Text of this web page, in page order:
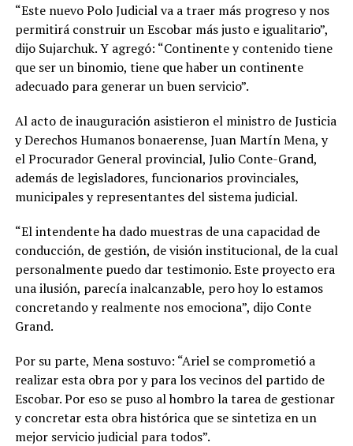
“Este nuevo Polo Judicial va a traer más progreso y nos
permitirá construir un Escobar más justo e igualitario”,
dijo Sujarchuk. Y agregó: “Continente y contenido tiene
que ser un binomio, tiene que haber un continente
adecuado para generar un buen servicio”.
Al acto de inauguración asistieron el ministro de Justicia
y Derechos Humanos bonaerense, Juan Martín Mena, y
el Procurador General provincial, Julio Conte-Grand,
además de legisladores, funcionarios provinciales,
municipales y representantes del sistema judicial.
“El intendente ha dado muestras de una capacidad de
conducción, de gestión, de visión institucional, de la cual
personalmente puedo dar testimonio. Este proyecto era
una ilusión, parecía inalcanzable, pero hoy lo estamos
concretando y realmente nos emociona”, dijo Conte
Grand.
Por su parte, Mena sostuvo: “Ariel se comprometió a
realizar esta obra por y para los vecinos del partido de
Escobar. Por eso se puso al hombro la tarea de gestionar
y concretar esta obra histórica que se sintetiza en un
mejor servicio judicial para todos”.